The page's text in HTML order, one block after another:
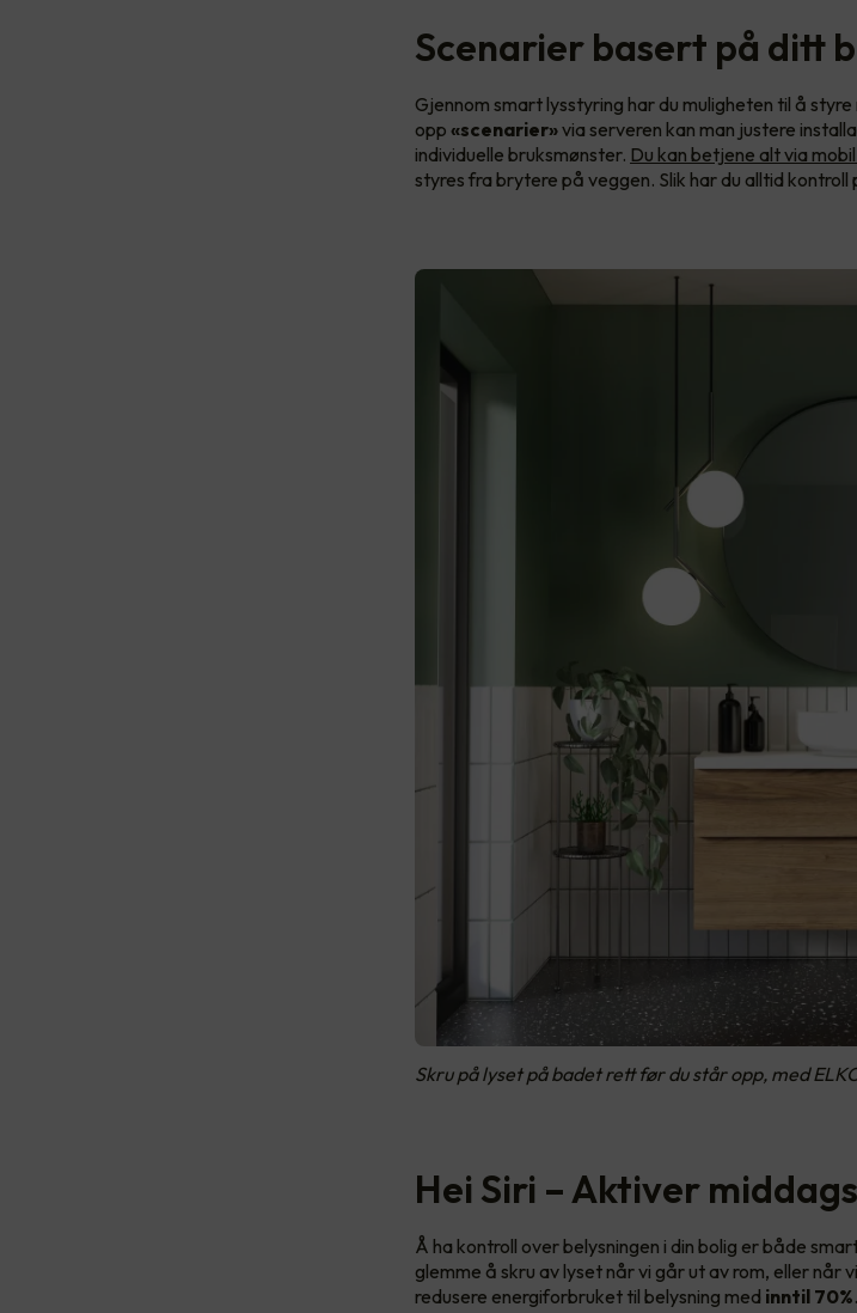
Scenarier basert på ditt
Gjennom smart lysstyring har du muligheten til å
opp «scenarier»via serveren kan man justere
individuelle bruksmønster. Du kan betjene alt via
styres fra brytere på veggen. Slik har du alltid
Skru på lyset på badet rett før du står opp, med
Hei Siri – Aktiver
Å ha kontroll over belysningen i din bolig er både
glemme å skru av lyset når vi går ut av rom, eller når
redusere energiforbruket til belysning med inntil 70%.